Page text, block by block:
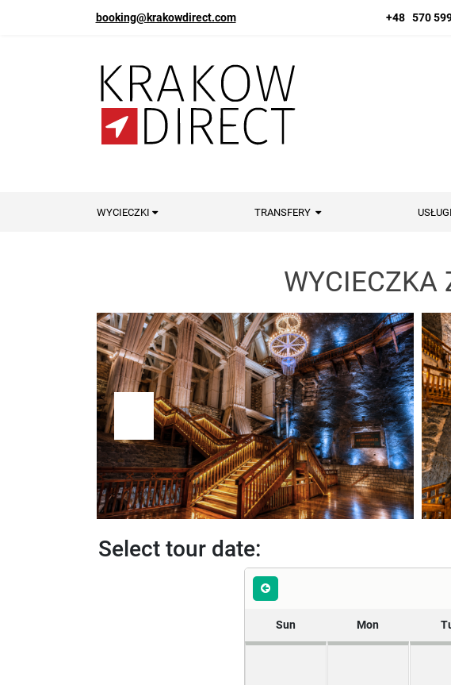
booking@krakowdirect.com +48 570
WYCIECZKI TRANSFERY
WYCIECZKA
Select tour date:
Sun Mon